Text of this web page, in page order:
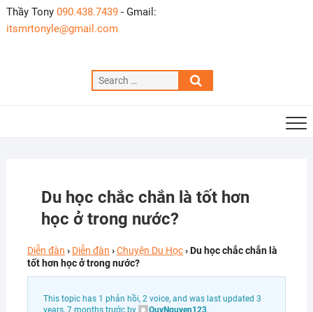
Skip
to
Thầy Tony 090.438.7439- Gmail:
itsmrtonyle@gmail.com
Search
…
Du học chắc chắn là tốt hơn
học ở trong nước?
Diễn đàn › Diễn đàn ›Chuyện Du Học›Du học chắc chắn là
tốt hơn học ở trong nước?
This topic has 1 phản hồi, 2 voice, and was last updated 3
years, 7 months trướcby QuyNguyen123.